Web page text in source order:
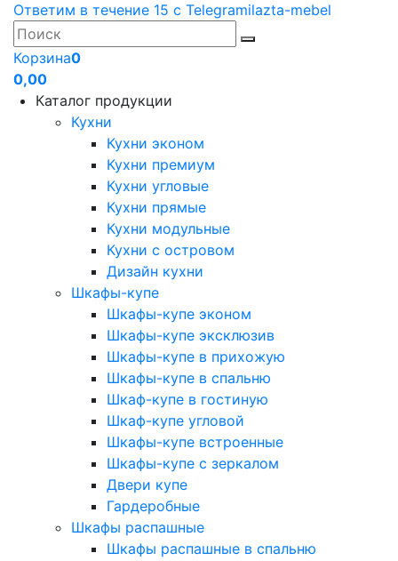
Ответим в течение 15 с Telegramilazta-mebel
Корзина0
0,00
Каталог продукции
Кухни
Кухни эконом
Кухни премиум
Кухни угловые
Кухни прямые
Кухни модульные
Кухни с островом
Дизайн кухни
Шкафы-купе
Шкафы-купе эконом
Шкафы-купе эксклюзив
Шкафы-купе в прихожую
Шкафы-купе в спальню
Шкаф-купе в гостиную
Шкаф-купе угловой
Шкафы-купе встроенные
Шкафы-купе с зеркалом
Двери купе
Гардеробные
Шкафы распашные
Шкафы распашные в спальню